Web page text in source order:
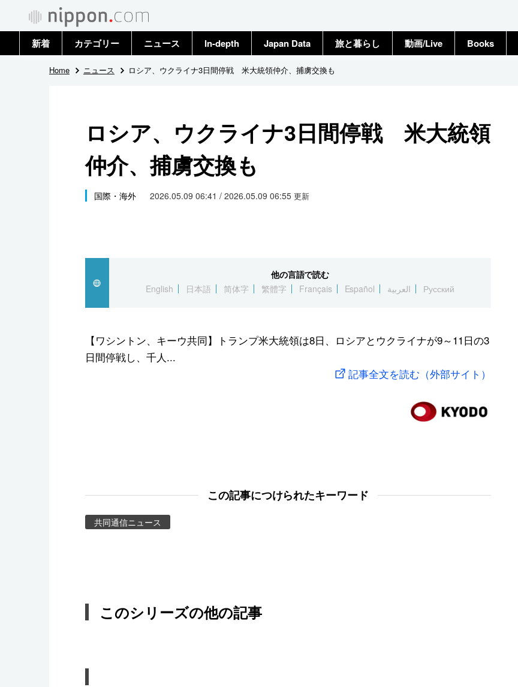
新着 カテゴリー
政治・外交
社会
文化
スポーツ・東京2020
ニュース
トップ
In-depth Japan Data 旅と暮らし 動画/Live Books
Home ニュース ロシア、ウクライナ3日間停戦 米大統領仲介、捕虜交換も
ロシア、ウクライナ3日間停戦 米大統領
仲介、捕虜交換も
国際・海外 2026.05.09 06:41 / 2026.05.09 06:55 更新
他の言語で読む
English
日本語 简体字 繁體字 Français Español العربية Русский
【ワシントン、キーウ共同】トランプ米大統領は8日、ロシアとウクライナが9～11日の3
日間停戦し、千人...
記事全文を読む（外部サイト）
この記事につけられたキーワード
共同通信ニュース
このシリーズの他の記事